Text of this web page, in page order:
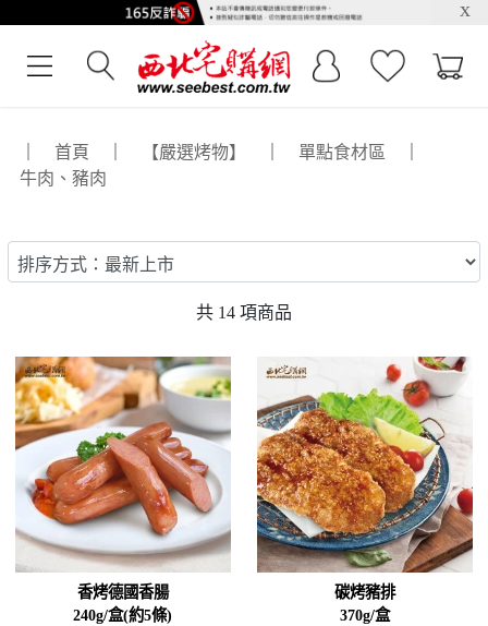
x
首頁 【嚴選烤物】 單點食材區
牛肉、豬肉
共 14 項商品
香烤德國香腸
240g/盒(約5條)
碳烤豬排
370g/盒